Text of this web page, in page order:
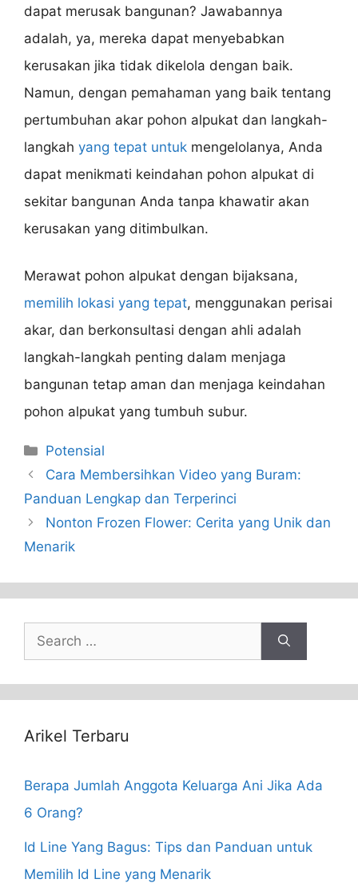
dapat merusak bangunan? Jawabannya
adalah, ya, mereka dapat menyebabkan
kerusakan jika tidak dikelola dengan baik.
Namun, dengan pemahaman yang baik tentang
pertumbuhan akar pohon alpukat dan langkah-
langkah yang tepat untuk mengelolanya, Anda
dapat menikmati keindahan pohon alpukat di
sekitar bangunan Anda tanpa khawatir akan
kerusakan yang ditimbulkan.
Merawat pohon alpukat dengan bijaksana,
memilih lokasi yang tepat, menggunakan perisai
akar, dan berkonsultasi dengan ahli adalah
langkah-langkah penting dalam menjaga
bangunan tetap aman dan menjaga keindahan
pohon alpukat yang tumbuh subur.
Categories
Potensial
Cara Membersihkan Video yang Buram:
Panduan Lengkap dan Terperinci
Nonton Frozen Flower: Cerita yang Unik dan
Menarik
Search
for:
Arikel Terbaru
Berapa Jumlah Anggota Keluarga Ani Jika Ada
6 Orang?
Id Line Yang Bagus: Tips dan Panduan untuk
Memilih Id Line yang Menarik